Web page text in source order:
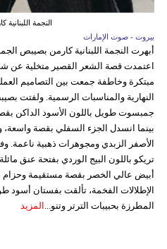
النجمة
بيروت - صوت الإمارات
أبهرت النجمة اللبنانية كارمن بصيبص
اعتمدت قصة الشعر القصير متخلية عن
مبتكرة وخاطفة جمعت بين التصاميم
النهارية والمناسبات الرسمية. ولفتت
جمبسوت طويل باللون الأسود الداكن
بينما انسدل الجزء السفلي بقصة
الأصفر الزبدي ومجوهرات ذهبية ناعمة.
تريكو باللون البيج الوردي بفتحة عنق
أبيض عالي الخصر بقصة مستقيمة وحزام
الإطلالات الفخمة، تألقت بفستان أسود
المطرزة بحبيبات الترتر وتنو... المزيد